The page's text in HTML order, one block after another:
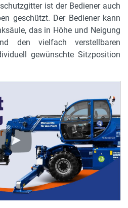
(mit Gabeln)
max.
in m
in PS
ist der Bediener auch
geschützt. Der Bediener kann
das in Höhe und Neigung
den vielfach verstellbaren
gewünschte Sitzposition